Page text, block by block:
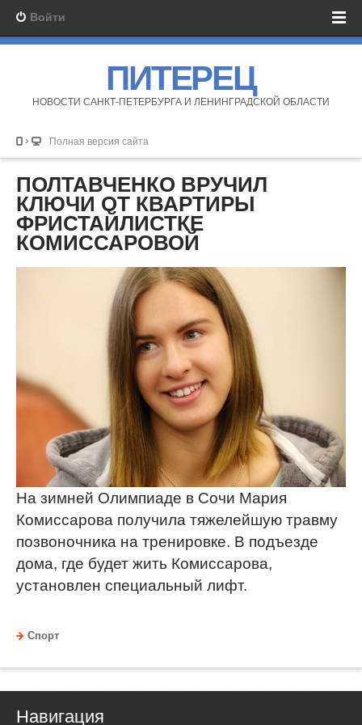
Войти
ПИТЕРЕЦ
НОВОСТИ САНКТ-ПЕТЕРБУРГА И ЛЕНИНГРАДСКОЙ ОБЛАСТИ
Полная версия сайта
ПОЛТАВЧЕНКО ВРУЧИЛ
КЛЮЧИ ОТ КВАРТИРЫ
ФРИСТАЙЛИСТКЕ
КОМИССАРОВОЙ
На зимней Олимпиаде в Сочи Мария
Комиссарова получила тяжелейшую травму
позвоночника на тренировке. В подъезде
дома, где будет жить Комиссарова,
установлен специальный лифт.
Спорт
Навигация